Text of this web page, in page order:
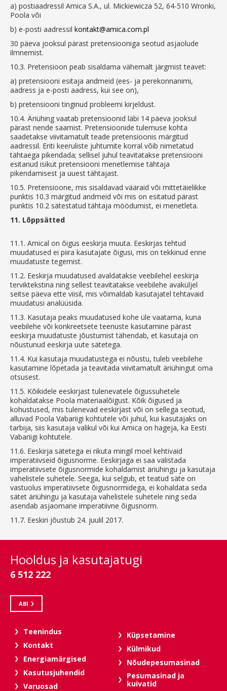
a) postiaadressil Amica S.A., ul. Mickiewicza 52, 64-510 Wronki,
Poola või
b) e-posti aadressil kontakt@amica.com.pl
30 päeva jooksul pärast pretensiooniga seotud asjaolude
ilmnemist.
10.3. Pretensioon peab sisaldama vähemalt järgmist teavet:
a) pretensiooni esitaja andmeid (ees- ja perekonnanimi,
aadress ja e-posti aadress, kui see on),
b) pretensiooni tinginud probleemi kirjeldust.
10.4. Äriühing vaatab pretensioonid läbi 14 päeva jooksul
pärast nende saamist. Pretensioonide tulemuse kohta
saadetakse viivitamatult teade pretensioonis märgitud
aadressil. Eriti keeruliste juhtumite korral võib nimetatud
tähtaega pikendada; sellisel juhul teavitatakse pretensiooni
esitanud isikut pretensiooni menetlemise tähtaja
pikendamisest ja uuest tähtajast.
10.5. Pretensioone, mis sisaldavad vääraid või mittetäielikke
punktis 10.3 märgitud andmeid või mis on esitatud pärast
punktis 10.2 sätestatud tähtaja möödumist, ei menetleta.
11. Lõppsätted
11.1. Amical on õigus eeskirja muuta. Eeskirjas tehtud
muudatused ei piira kasutajate õigusi, mis on tekkinud enne
muudatuste tegemist.
11.2. Eeskirja muudatused avaldatakse veebilehel eeskirja
terviktekstina ning sellest teavitatakse veebilehe avaküljel
seitse päeva ette viisil, mis võimaldab kasutajatel tehtavaid
muudatusi analüüsida.
11.3. Kasutaja peaks muudatused kohe üle vaatama, kuna
veebilehe või konkreetsete teenuste kasutamine pärast
eeskirja muudatuste jõustumist tähendab, et kasutaja on
nõustunud eeskirja uute sätetega.
11.4. Kui kasutaja muudatustega ei nõustu, tuleb veebilehe
kasutamine lõpetada ja teavitada viivitamatult äriühingut oma
otsusest.
11.5. Kõikidele eeskirjast tulenevatele õigussuhetele
kohaldatakse Poola materiaalõigust. Kõik õigused ja
kohustused, mis tulenevad eeskirjast või on sellega seotud,
alluvad Poola Vabariigi kohtutele või juhul, kui kasutajaks on
tarbija, siis kasutaja valikul või kui Amica on hageja, ka Eesti
Vabariigi kohtutele.
11.6. Eeskirja sätetega ei rikuta mingil moel kehtivaid
imperatiivseid õigusnorme. Eeskirjaga ei saa välistada
imperatiivsete õigusnormide kohaldamist äriühingu ja kasutaja
vahelistele suhetele. Seega, kui selgub, et teatud säte on
vastuolus imperatiivsete õigusnormidega, ei kohaldata seda
sätet äriühingu ja kasutaja vahelistele suhetele ning seda
asendab asjaomane imperatiivne õigusnorm.
11.7. Eeskiri jõustub 24. juulil 2017.
Hooldus ja kasutajatugi
6 512 222
ABI
Teenindus
Kontakt
Energiamärgised
Kasutusjuhendid
Varuosad
Küpsetamine
Külmikud
Nõudepesumasinad
Pesumasinad ja
kuivatid